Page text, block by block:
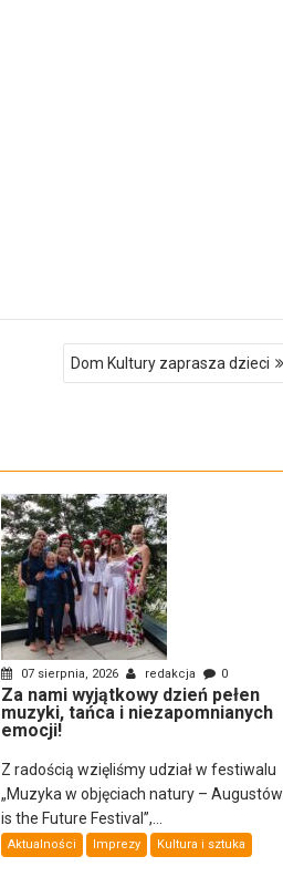
Dom Kultury zaprasza dzieci
07 sierpnia, 2026 redakcja 0
Za nami wyjątkowy dzień pełen
muzyki, tańca i niezapomnianych
emocji!
Z radością wzięliśmy udział w festiwalu
„Muzyka w objęciach natury – Augustów
is the Future Festival”,...
Aktualności Imprezy Kultura i sztuka